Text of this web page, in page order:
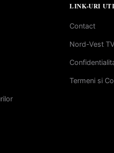
LINK-URI
Contact
Nord-Vest
Termeni si